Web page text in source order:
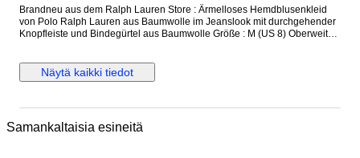
Brandneu aus dem Ralph Lauren Store : Ärmelloses Hemdblusenkleid
von Polo Ralph Lauren aus Baumwolle im Jeanslook mit durchgehender
Knopfleiste und Bindegürtel aus Baumwolle Größe : M (US 8) Oberweite :
österreichischen Post
Näytä kaikki tiedot
Samankaltaisia esineitä